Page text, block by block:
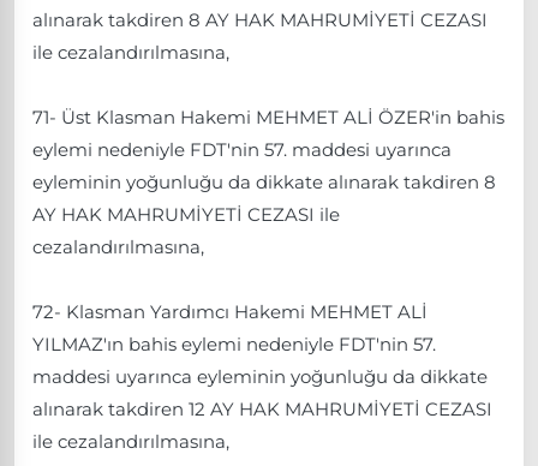
alınarak takdiren 8 AY HAK MAHRUMİYETİ CEZASI
ile cezalandırılmasına,
71- Üst Klasman Hakemi MEHMET ALİ ÖZER'in bahis
eylemi nedeniyle FDT'nin 57. maddesi uyarınca
eyleminin yoğunluğu da dikkate alınarak takdiren 8
AY HAK MAHRUMİYETİ CEZASI ile
cezalandırılmasına,
72- Klasman Yardımcı Hakemi MEHMET ALİ
YILMAZ'ın bahis eylemi nedeniyle FDT'nin 57.
maddesi uyarınca eyleminin yoğunluğu da dikkate
alınarak takdiren 12 AY HAK MAHRUMİYETİ CEZASI
ile cezalandırılmasına,